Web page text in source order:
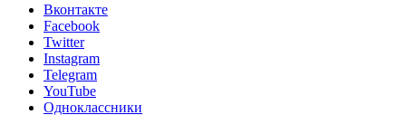
Вконтакте
Facebook
Twitter
Instagram
Telegram
YouTube
Одноклассники